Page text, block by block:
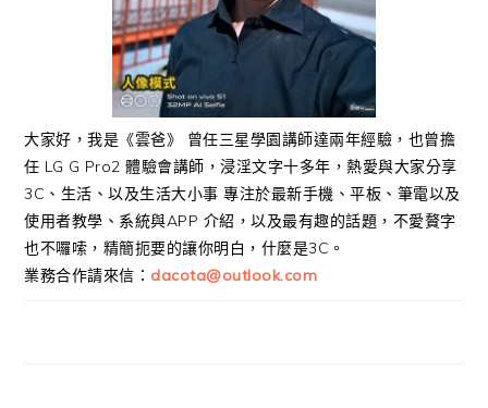
大家好，我是《雲爸》 曾任三星學園講師達兩年經驗，也曾擔
任 LG G Pro2 體驗會講師，浸淫文字十多年，熱愛與大家分享
3C、生活、以及生活大小事 專注於最新手機、平板、筆電以及
使用者教學、系統與APP 介紹，以及最有趣的話題，不愛贅字
也不囉嗦，精簡扼要的讓你明白，什麼是3C。
業務合作請來信： dacota@outlook.com